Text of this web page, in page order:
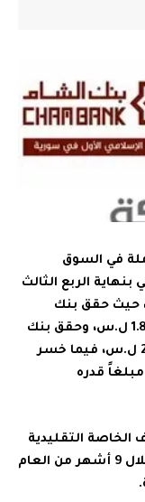
في السوق
الربع الثالث
2.871.737.809 ل.س، حيث حقق بنك
الشام الاسلامي أرباحاً بقيمة 1.857.051.408 ل.س، وحقق بنك
البركة الاسلامي ربحاً بقيمة 2.055.463.123 ل.س، فيما خسر
مبلغاً قدره
الخاصة التقليدية
العاملة في السوق المصرفية السورية خلال 9 أشهر من العام